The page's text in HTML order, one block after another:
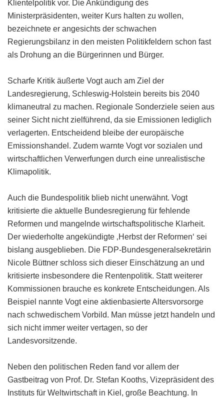
Klientelpolitik vor. Die Ankündigung des
Ministerpräsidenten, weiter Kurs halten zu wollen,
bezeichnete er angesichts der schwachen
Regierungsbilanz in den meisten Politikfeldern schon fast
als Drohung an die Bürgerinnen und Bürger.
Scharfe Kritik äußerte Vogt auch am Ziel der
Landesregierung, Schleswig-Holstein bereits bis 2040
klimaneutral zu machen. Regionale Sonderziele seien aus
seiner Sicht nicht zielführend, da sie Emissionen lediglich
verlagerten. Entscheidend bleibe der europäische
Emissionshandel. Zudem warnte Vogt vor sozialen und
wirtschaftlichen Verwerfungen durch eine unrealistische
Klimapolitik.
Auch die Bundespolitik blieb nicht unerwähnt. Vogt
kritisierte die aktuelle Bundesregierung für fehlende
Reformen und mangelnde wirtschaftspolitische Klarheit.
Der wiederholte angekündigte ‚Herbst der Reformen‘ sei
bislang ausgeblieben. Die FDP-Bundesgeneralsekretärin
Nicole Büttner schloss sich dieser Einschätzung an und
kritisierte insbesondere die Rentenpolitik. Statt weiterer
Kommissionen brauche es konkrete Entscheidungen. Als
Beispiel nannte Vogt eine aktienbasierte Altersvorsorge
nach schwedischem Vorbild. Man müsse jetzt handeln und
sich nicht immer weiter vertagen, so der
Landesvorsitzende.
Neben den politischen Reden fand vor allem der
Gastbeitrag von Prof. Dr. Stefan Kooths, Vizepräsident des
Instituts für Weltwirtschaft in Kiel, große Beachtung. In